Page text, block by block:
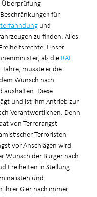
Überprüfung
für
und
zu finden. Alles
Unser
als die RAF
musste er die
Wunsch nach
aushalten. Diese
und ist ihm Antrieb zur
Verantwortlichen. Denn
von Terrorangst
Terroristen
vor Anschlägen wird
Wunsch der Bürger nach
Freiheiten in Stellung
und
ihrer Gier nach immer